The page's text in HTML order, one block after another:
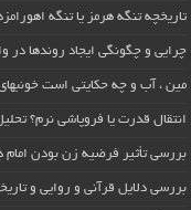
تاریخچه تنگه هرمز یا تنگه
چرایی و چگونگی ایجاد روندها در
مین ، آب و چه حکایتی است
انتقال قدرت یا فروپاشی نرم؟
بررسی تأثیر فرضیه زن بودن امام
بررسی دلایل قرآنی و روایی و